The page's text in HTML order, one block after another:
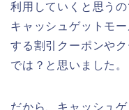
利用していくと思う
キャッシュゲットモ
する割引クーポンや
では？と思いました。
だから、キャッシュ